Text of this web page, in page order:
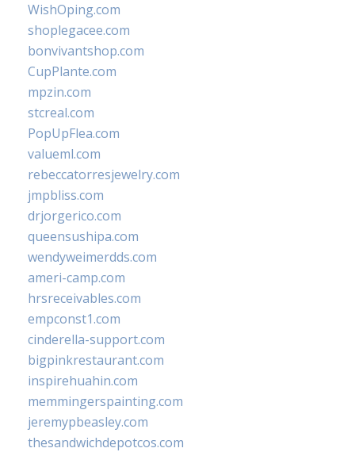
WishOping.com
shoplegacee.com
bonvivantshop.com
CupPlante.com
mpzin.com
stcreal.com
PopUpFlea.com
valueml.com
rebeccatorresjewelry.com
jmpbliss.com
drjorgerico.com
queensushipa.com
wendyweimerdds.com
ameri-camp.com
hrsreceivables.com
empconst1.com
cinderella-support.com
bigpinkrestaurant.com
inspirehuahin.com
memmingerspainting.com
jeremypbeasley.com
thesandwichdepotcos.com